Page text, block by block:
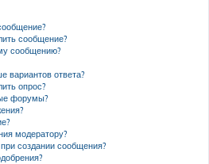
сообщение?
сообщению?
вариантов ответа?
опрос?
форумы?
модератору?
создании сообщения?